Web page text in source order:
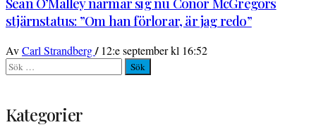
stjärnstatus: ”Om han förlorar, är jag redo”
AvCarl Strandberg/ 12:e september kl 16:52
Sök
efter:
Kategorier